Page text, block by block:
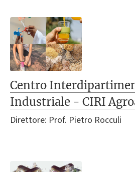
Centro
Industriale - CIRI
Direttore: Prof. Pietro Rocculi